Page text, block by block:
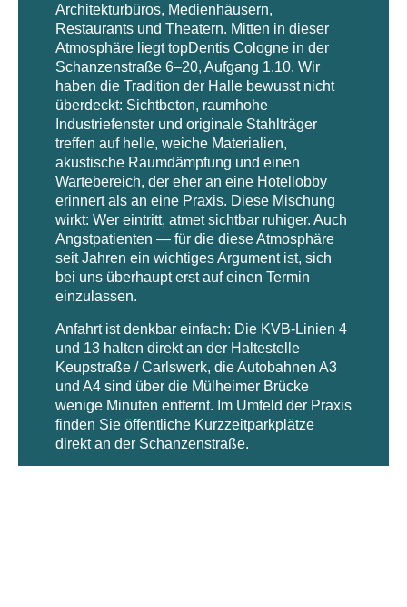
Architekturbüros, Medienhäusern,
Restaurants und Theatern. Mitten in dieser
Atmosphäre liegt topDentis Cologne in der
Schanzenstraße 6–20, Aufgang 1.10. Wir
haben die Tradition der Halle bewusst nicht
überdeckt: Sichtbeton, raumhohe
Industriefenster und originale Stahlträger
treffen auf helle, weiche Materialien,
akustische Raumdämpfung und einen
Wartebereich, der eher an eine Hotellobby
erinnert als an eine Praxis. Diese Mischung
wirkt: Wer eintritt, atmet sichtbar ruhiger. Auch
Angstpatienten — für die diese Atmosphäre
seit Jahren ein wichtiges Argument ist, sich
bei uns überhaupt erst auf einen Termin
einzulassen.
Anfahrt ist denkbar einfach: Die KVB-Linien 4
und 13 halten direkt an der Haltestelle
Keupstraße / Carlswerk, die Autobahnen A3
und A4 sind über die Mülheimer Brücke
wenige Minuten entfernt. Im Umfeld der Praxis
finden Sie öffentliche Kurzzeitparkplätze
direkt an der Schanzenstraße.